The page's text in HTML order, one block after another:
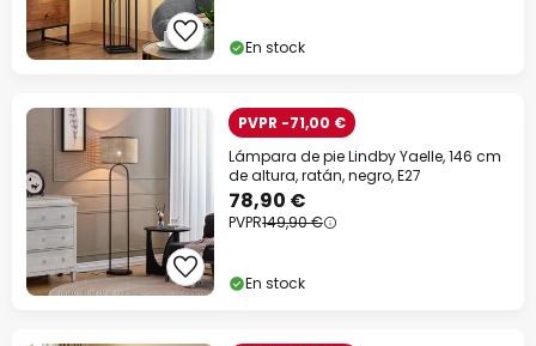
En stock
PVPR -71,00 €
Lámpara de pie Lindby Yaelle, 146 cm
de altura, ratán, negro, E27
78,90 €
PVPR149,90 €
En stock